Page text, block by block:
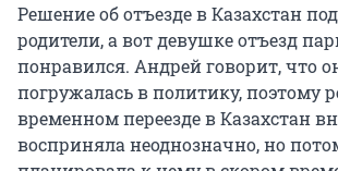
Решение об отъезде в Казахстан
родители, а вот девушке отъезд
понравился. Андрей говорит, что
погружалась в политику, поэтому
временном переезде в Казахстан
восприняла неоднозначно, но